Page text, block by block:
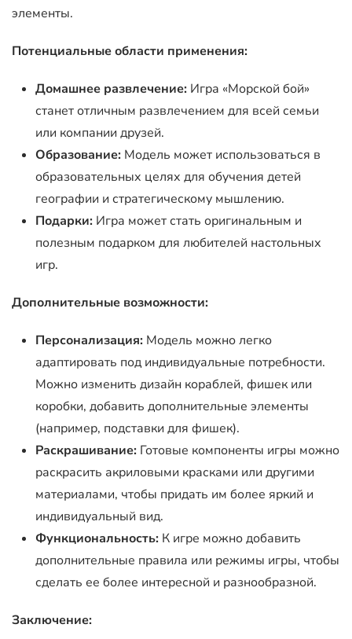
элементы.
Потенциальные области применения:
Домашнее развлечение: Игра «Морской бой»
станет отличным развлечением для всей семьи
или компании друзей.
Образование: Модель может использоваться в
образовательных целях для обучения детей
географии и стратегическому мышлению.
Подарки: Игра может стать оригинальным и
полезным подарком для любителей настольных
игр.
Дополнительные возможности:
Персонализация: Модель можно легко
адаптировать под индивидуальные потребности.
Можно изменить дизайн кораблей, фишек или
коробки, добавить дополнительные элементы
(например, подставки для фишек).
Раскрашивание: Готовые компоненты игры можно
раскрасить акриловыми красками или другими
материалами, чтобы придать им более яркий и
индивидуальный вид.
Функциональность: К игре можно добавить
дополнительные правила или режимы игры, чтобы
сделать ее более интересной и разнообразной.
Заключение: